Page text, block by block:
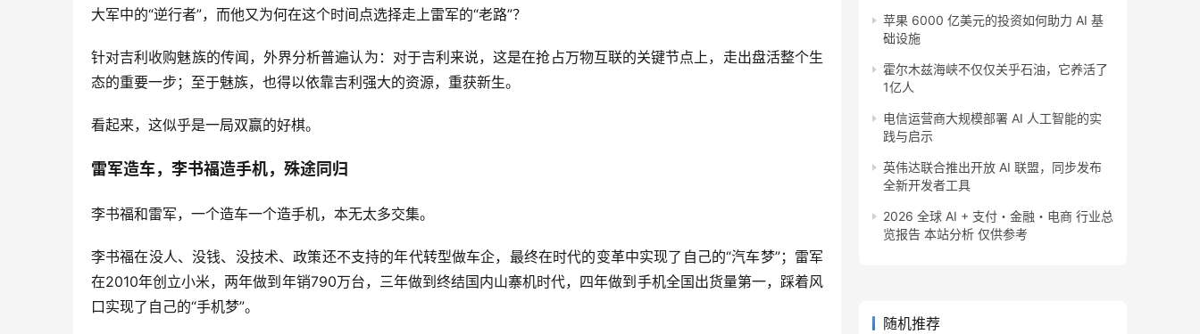
大军中的“逆行者”，而他又为何在这个时间点选择走上雷军的“老路”？
针对吉利收购魅族的传闻，外界分析普遍认为：对于吉利来说，这是在抢占万物互联的关键节点上，走出盘活整个生
态的重要一步；至于魅族，也得以依靠吉利强大的资源，重获新生。
看起来，这似乎是一局双赢的好棋。
雷军造车，李书福造手机，殊途同归
李书福和雷军，一个造车一个造手机，本无太多交集。
李书福在没人、没钱、没技术、政策还不支持的年代转型做车企，最终在时代的变革中实现了自己的“汽车梦”；雷军
在2010年创立小米，两年做到年销790万台，三年做到终结国内山寨机时代，四年做到手机全国出货量第一，踩着风
口实现了自己的“手机梦”。
苹果 6000 亿美元的投资如何助力 AI 基
础设施
霍尔木兹海峡不仅仅关乎石油，它养活了
1亿人
电信运营商大规模部署 AI 人工智能的实
践与启示
英伟达联合推出开放 AI 联盟，同步发布
全新开发者工具
2026 全球 AI + 支付・金融・电商 行业总
览报告 本站分析 仅供参考
随机推荐